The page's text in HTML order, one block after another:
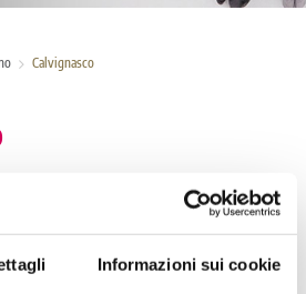
Informazioni sui cookie
Calvignasco
Dote